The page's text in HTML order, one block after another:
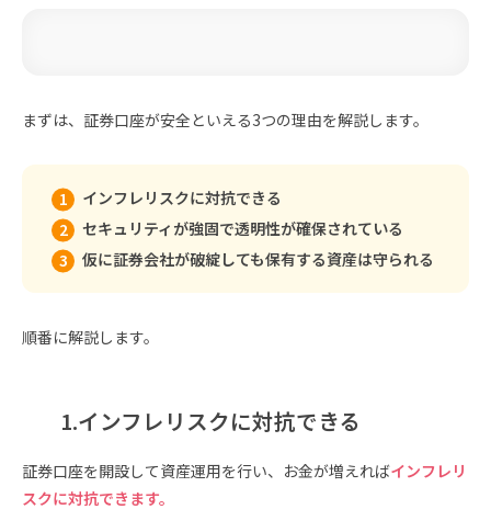
まずは、証券口座が安全といえる3つの理由を解説します。
インフレリスクに対抗できる
セキュリティが強固で透明性が確保されている
仮に証券会社が破綻しても保有する資産は守られる
順番に解説します。
1.インフレリスクに対抗できる
証券口座を開設して資産運用を行い、お金が増えればインフレリ
スクに対抗できます。